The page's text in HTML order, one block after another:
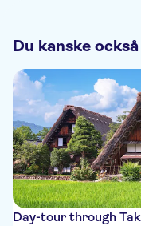
Du kanske
Day-tour through